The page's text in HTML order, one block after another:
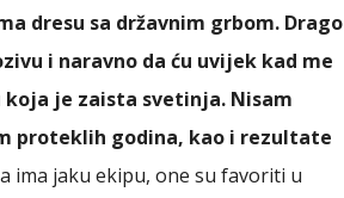
dresu sa državnim grbom. Drago
i naravno da ću uvijek kad me
je zaista svetinja. Nisam
proteklih godina, kao i rezultate
ima jaku ekipu, one su favoriti u